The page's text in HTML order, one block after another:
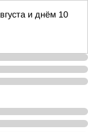
и днём 10